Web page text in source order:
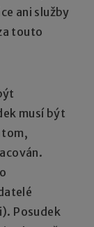
ani služby
touto
musí být
tom,
Posudek